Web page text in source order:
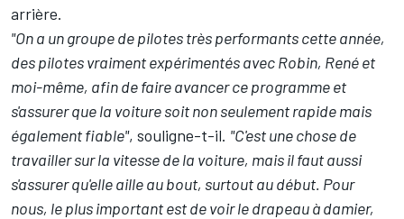
arrière.
"On a un groupe de pilotes très performants cette année,
des pilotes vraiment expérimentés avec Robin, René et
moi-même, afin de faire avancer ce programme et
s'assurer que la voiture soit non seulement rapide mais
également fiable", souligne-t-il. "C'est une chose de
travailler sur la vitesse de la voiture, mais il faut aussi
s'assurer qu'elle aille au bout, surtout au début. Pour
nous, le plus important est de voir le drapeau à damier,